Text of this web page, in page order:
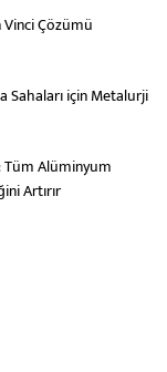
Vinci Çözümü
Sahaları için Metalurji
Alüminyum
Artırır